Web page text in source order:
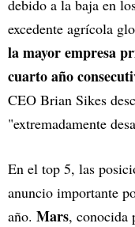
debido a la baja en
excedente agrícola
la mayor empresa
cuarto año
CEO Brian Sikes
"extremadamente
En el top 5, las
anuncio importante
año. Mars, conocida